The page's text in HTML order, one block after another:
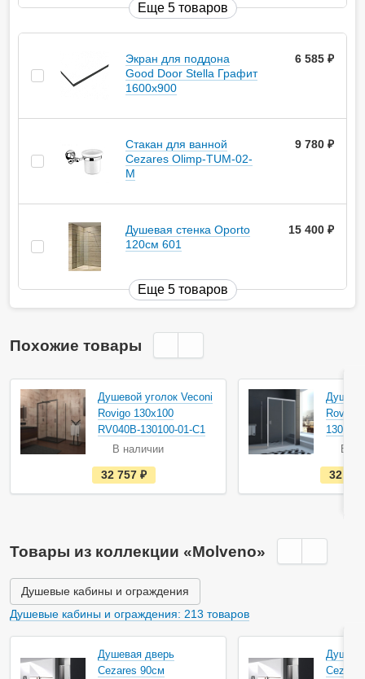
Еще 5 товаров
Экран для поддона
Good Door Stella Графит
1600x900
6 585
Стакан для ванной
Cezares Olimp-TUM-02-
M
9 780
Душевая стенка Oporto
120см 601
15 400
Еще 5 товаров
Похожие товары
Душевой уголок Veconi
Rovigo 130х100
RV040B-130100-01-C1
В наличии
е
с
т
л
и
32 757
Rovigo
В
32
Товары из коллекции «Molveno»
Душевые кабины и ограждения
Душевые кабины и ограждения: 213 товаров
Душевая дверь
Cezares 90см